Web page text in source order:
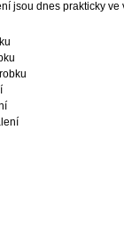
jsou dnes prakticky